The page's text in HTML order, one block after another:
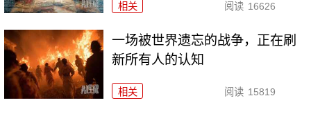
相关 阅读 16626
一场被世界遗忘的战争，正在刷
新所有人的认知
相关 阅读 15819